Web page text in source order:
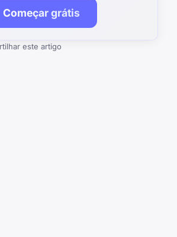
Começar grátis
este artigo